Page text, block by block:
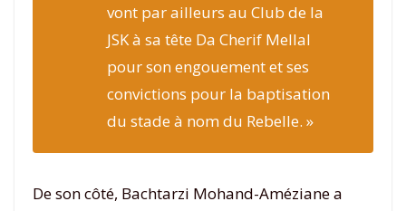
vont par ailleurs au Club de la
JSK à sa tête Da Cherif Mellal
pour son engouement et ses
convictions pour la baptisation
du stade à nom du Rebelle. »
De son côté, Bachtarzi Mohand-Améziane a